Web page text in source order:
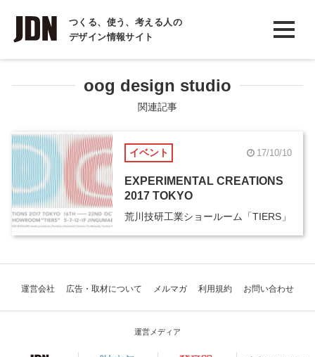
つくる、使う、考える人の
デザイン情報サイト
INTERVIEW
インタビュー
REPORT
COLUMN
コラム
oog design studio
関連記事
イベント 17/10/10
EXPERIMENTAL CREATIONS
2017 TOKYO
荒川技研工業ショールーム「TIERS」
運営会社 広告・取材について メルマガ 利用規約 お問い合わせ
運営メディア